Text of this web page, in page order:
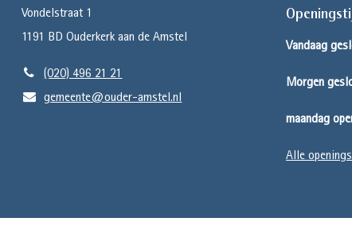
Vondelstraat 1
1191 BD Ouderkerk aan de Amstel
(020) 496 21 21
gemeente@ouder-amstel.nl
Vandaag
Morgen
maandag
Alle